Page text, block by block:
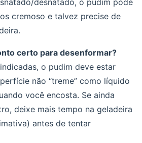
cremoso e talvez precise de
certo para desenformar?
o pudim deve estar
não “treme” como líquido
você encosta. Se ainda
deixe mais tempo na geladeira
antes de tentar